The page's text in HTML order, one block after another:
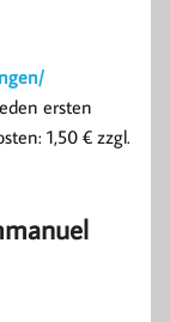
ersten
1,50 € zzgl.